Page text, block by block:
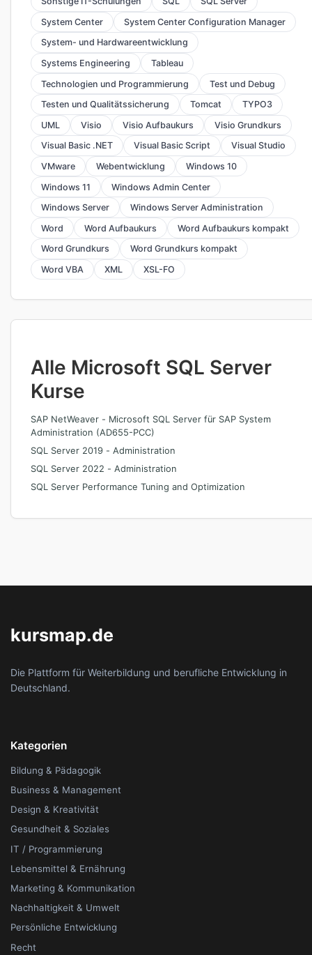
System Center
System Center Configuration Manager
System- und Hardwareentwicklung
Systems Engineering
Tableau
Technologien und Programmierung
Test und Debug
Testen und Qualitätssicherung
Tomcat
TYPO3
UML
Visio Visio Aufbaukurs
Visio Grundkurs
Visual Basic .NET
Visual Basic Script
Visual Studio
VMware
Webentwicklung
Windows 10
Windows 11
Windows Admin Center
Windows Server
Windows Server Administration
Word
Word Aufbaukurs
Word Aufbaukurs kompakt
Word Grundkurs
Word Grundkurs kompakt
Word VBA
XML XSL-FO
Alle Microsoft SQL Server
Kurse
SAP NetWeaver - Microsoft SQL Server für SAP System
Administration (AD655-PCC)
SQL Server 2019 - Administration
SQL Server 2022 - Administration
SQL Server Performance Tuning and Optimization
kursmap.de
Die Plattform für Weiterbildung und berufliche Entwicklung in
Deutschland.
Kategorien
Bildung & Pädagogik
Business & Management
Design & Kreativität
Gesundheit & Soziales
IT / Programmierung
Lebensmittel & Ernährung
Marketing & Kommunikation
Nachhaltigkeit & Umwelt
Persönliche Entwicklung
Recht